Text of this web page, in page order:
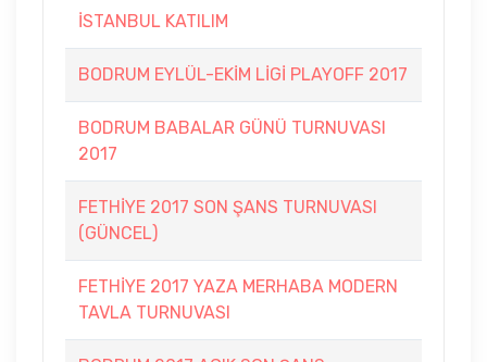
İSTANBUL KATILIM
BODRUM EYLÜL-EKİM LİGİ PLAYOFF 2017
BODRUM BABALAR GÜNÜ TURNUVASI
2017
FETHİYE 2017 SON ŞANS TURNUVASI
(GÜNCEL)
FETHİYE 2017 YAZA MERHABA MODERN
TAVLA TURNUVASI